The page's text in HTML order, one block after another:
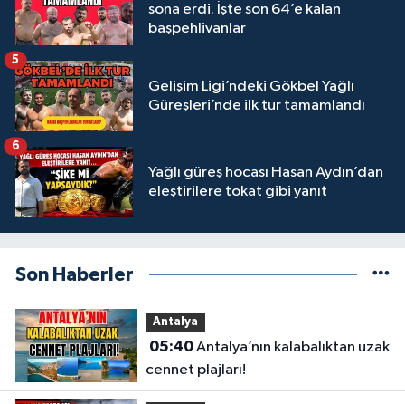
sona erdi. İşte son 64’e kalan
başpehlivanlar
Gelişim Ligi’ndeki Gökbel Yağlı
Güreşleri’nde ilk tur tamamlandı
5
Yağlı güreş hocası Hasan Aydın’dan
eleştirilere tokat gibi yanıt
6
Son Haberler
Antalya
05:40Antalya’nın kalabalıktan uzak
cennet plajları!